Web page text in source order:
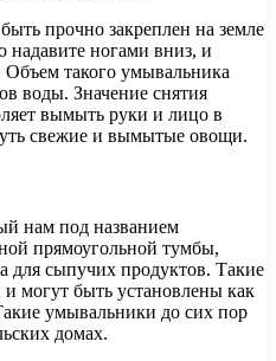
прочно закреплен на земле
ногами вниз, и
такого умывальника
воды. Значение снятия
вымыть руки и лицо в
свежие и вымытые овощи.
нам под названием
прямоугольной тумбы,
для сыпучих продуктов. Такие
могут быть установлены как
умывальники до сих пор
домах.